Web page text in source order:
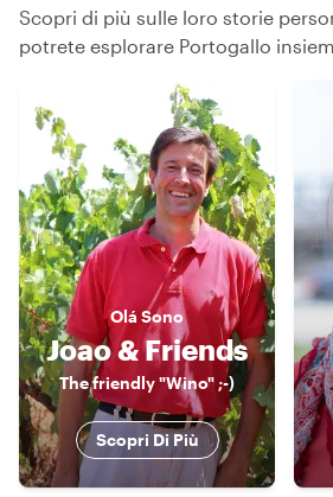
Scopri di più sulle loro storie
potrete esplorare Portogallo
Olá Sono
Joao & Friends
The friendly "Wino" ;-)
Scopri Di Più